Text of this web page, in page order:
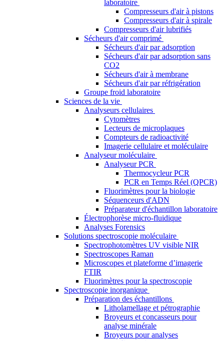
laboratoire
Compresseurs d'air à pistons
Compresseurs d'air à spirale
Compresseurs d'air lubrifiés
Sécheurs d'air comprimé
Sécheurs d'air par adsorption
Sécheurs d'air par adsorption sans
CO2
Sécheurs d'air à membrane
Sécheurs d'air par réfrigération
Groupe froid laboratoire
Sciences de la vie
Analyseurs cellulaires
Cytomètres
Lecteurs de microplaques
Compteurs de radioactivité
Imagerie cellulaire et moléculaire
Analyseur moléculaire
Analyseur PCR
Thermocycleur PCR
PCR en Temps Réel (QPCR)
Fluorimètres pour la biologie
Séquenceurs d'ADN
Préparateur d'échantillon laboratoire
Électrophorèse micro-fluidique
Analyses Forensics
Solutions spectroscopie moléculaire
Spectrophotomètres UV visible NIR
Spectroscopes Raman
Microscopes et plateforme d’imagerie
FTIR
Fluorimètres pour la spectroscopie
Spectroscopie inorganique
Préparation des échantillons
Litholamellage et pétrographie
Broyeurs et concasseurs pour
analyse minérale
Broyeurs pour analyses